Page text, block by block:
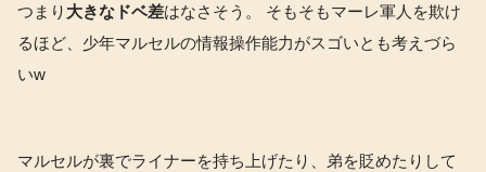
つまり 大きなドベ差はなさそう。 そもそもマーレ軍人を欺け
るほど、少年マルセルの情報操作能力がスゴいとも考えづら
いw
マルセルが裏でライナーを持ち上げたり、弟を貶めたりして